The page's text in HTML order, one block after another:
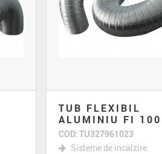
TUB FLEXIBIL
ALUMINIU FI 100
COD: TU327961023
Sisteme de incalzire